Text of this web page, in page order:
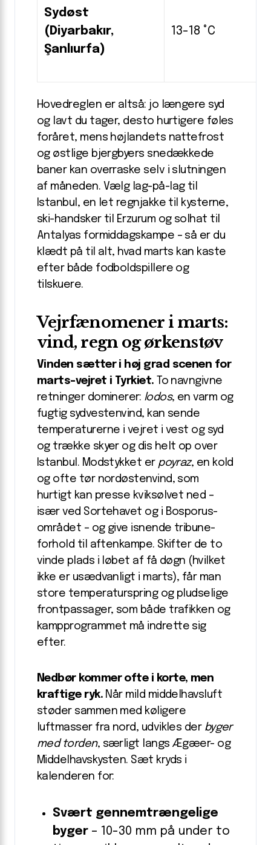
Sydøst
(Diyarbakır,
Şanlıurfa)
13-18 °C
Hovedreglen er altså: jo længere syd
og lavt du tager, desto hurtigere føles
foråret, mens højlandets nattefrost
og østlige bjergbyers snedækkede
baner kan overraske selv i slutningen
af måneden. Vælg lag-på-lag til
Istanbul, en let regnjakke til kysterne,
ski-handsker til Erzurum og solhat til
Antalyas formiddagskampe – så er du
klædt på til alt, hvad marts kan kaste
efter både fodboldspillere og
tilskuere.
Vejrfænomener i marts:
vind, regn og ørkenstøv
Vinden sætter i høj grad scenen for
marts-vejret i Tyrkiet. To navngivne
retninger dominerer: lodos, en varm og
fugtig sydvestenvind, kan sende
temperaturerne i vejret i vest og syd
og trække skyer og dis helt op over
Istanbul. Modstykket er poyraz, en kold
og ofte tør nordøstenvind, som
hurtigt kan presse kvik­sølvet ned –
især ved Sortehavet og i Bosporus-
området – og give isnende tribune­
forhold til aftenkampe. Skifter de to
vinde plads i løbet af få døgn (hvilket
ikke er usædvanligt i marts), får man
store temperatur­spring og pludselige
frontpassager, som både trafikken og
kamp­programmet må indrette sig
efter.
Nedbør kommer ofte i korte, men
kraftige ryk.Når mild middel­havs­luft
støder sammen med køligere
luftmasser fra nord, udvikles der byger
med torden, særligt langs Ægæer- og
Middelhavskysten. Sæt kryds i
kalenderen for:
Svært gennemtrængelige
byger– 10-30 mm på under to